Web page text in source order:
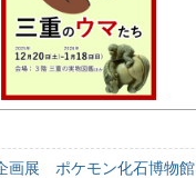
画展 ポケモン化石博物館